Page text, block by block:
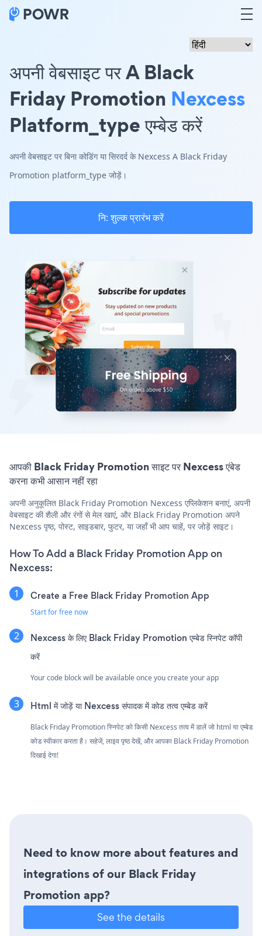
अपनी वेबसाइट पर A Black
Friday Promotion Nexcess
Platform_type एम्बेड करें
अपनी वेबसाइट पर बिना कोडिंग या सिरदर्द के Nexcess A Black Friday
Promotion platform_type जोड़ें।
नि: शुल्क प्रारंभ करें
आपकी Black Friday Promotion साइट पर Nexcess एंबेड
करना कभी आसान नहीं रहा
अपनी अनुकूलित Black Friday Promotion Nexcess एप्लिकेशन बनाएं, अपनी
वेबसाइट की शैली और रंगों से मेल खाएं, और Black Friday Promotion अपने
Nexcess पृष्ठ, पोस्ट, साइडबार, फुटर, या जहाँ भी आप चाहें, पर जोड़ें साइट।
How To Add a Black Friday Promotion App on
Nexcess:
Create a Free Black Friday Promotion App
Start for free now
Nexcess के लिए Black Friday Promotion एम्बेड स्निपेट कॉपी
करें
Your code block will be available once you create your app
Html में जोड़ें या Nexcess संपादक में कोड तत्व एम्बेड करें
Black Friday Promotion स्निपेट को किसी Nexcess तत्व में डालें जो html या एम्बेड
कोड स्वीकार करता है। सहेजें, लाइव पृष्ठ देखें, और आपका Black Friday Promotion
दिखाई देगा!
Need to know more about features and
integrations of our Black Friday
Promotion app?
See the details